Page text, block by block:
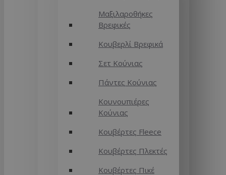
Μαξιλαροθήκες
Βρεφικές
Κουβερλί Βρεφικά
Σετ Κούνιας
Πάντες Κούνιας
Κουνουπιέρες
Κούνιας
Κουβέρτες Fleece
Κουβέρτες Πλεκτές
Κουβέρτες Πικέ